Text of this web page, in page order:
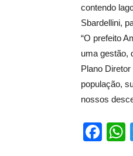
contendo
Sbardellini,
“O prefeito
uma gestão,
Plano
população,
nossos